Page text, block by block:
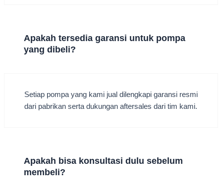
Apakah tersedia garansi untuk pompa
yang dibeli?
Setiap pompa yang kami jual dilengkapi garansi resmi
dari pabrikan serta dukungan aftersales dari tim kami.
Apakah bisa konsultasi dulu sebelum
membeli?